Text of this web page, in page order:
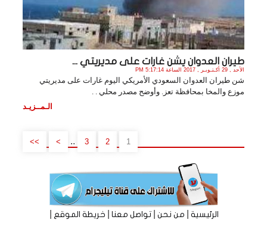
طيران العدوان يشن غارات على مديريتي ...
الأحد , 29 أكـتـوبـر , 2017 الساعة 5:17:14 PM
شن طيران العدوان السعودي الأمريكي اليوم غارات على مديريتي
موزع والمخا بمحافظة تعز. وأوضح مصدر محلي . .
الـمــزيـد
1
2
3
..
>
>>
الرئيسية|من نحن|تواصل معنا|خريطة الموقع